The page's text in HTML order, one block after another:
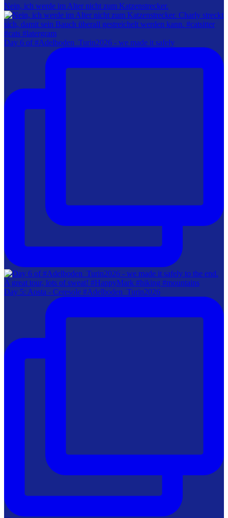
Nein, ich werde im Alter nicht zum Katzenstrecker.
Day 6 of #Adelboden_Turin2026 - we made it safely
Day 5: Aosta - Ceresole #Adelboden_Turin2026